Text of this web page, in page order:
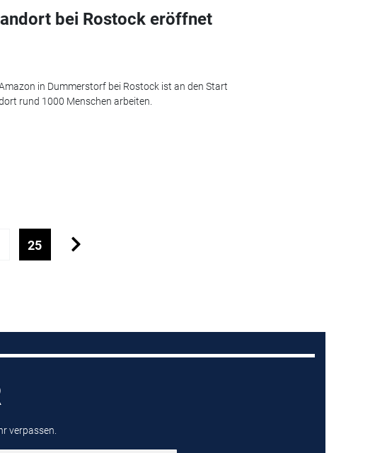
bei Rostock eröffnet
in Dummerstorf bei Rostock ist an den Start
rund 1000 Menschen arbeiten.
25
verpassen.